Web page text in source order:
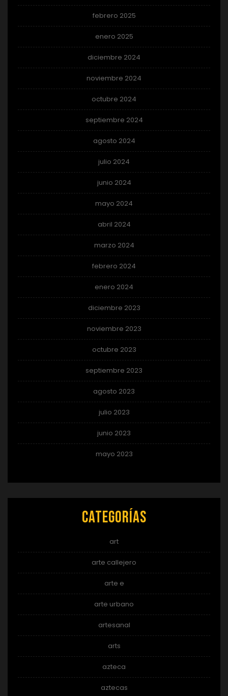
febrero 2025
enero 2025
diciembre 2024
noviembre 2024
octubre 2024
septiembre 2024
agosto 2024
julio 2024
junio 2024
mayo 2024
abril 2024
marzo 2024
febrero 2024
enero 2024
diciembre 2023
noviembre 2023
octubre 2023
septiembre 2023
agosto 2023
julio 2023
junio 2023
mayo 2023
Categorías
art
arte callejero
arte e
arte urbano
artesanal
arts
azteca
aztecas